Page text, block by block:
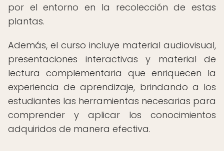
por el entorno en la recolección de estas
plantas.
Además, el curso incluye material audiovisual,
presentaciones interactivas y material de
lectura complementaria que enriquecen la
experiencia de aprendizaje, brindando a los
estudiantes las herramientas necesarias para
comprender y aplicar los conocimientos
adquiridos de manera efectiva.